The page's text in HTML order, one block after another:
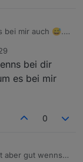
bei mir auch 😅.
bei dir
es bei mir
0
aber gut wenns